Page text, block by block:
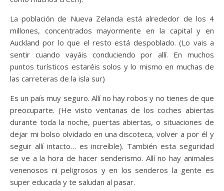
La población de Nueva Zelanda está alrededor de los 4
millones, concentrados mayormente en la capital y en
Auckland por lo que el resto está despoblado. (Lo vais a
sentir cuando vayáis conduciendo por allí. En muchos
puntos turísticos estaréis solos y lo mismo en muchas de
las carreteras de la isla sur)
Es un país muy seguro. Allí no hay robos y no tienes de que
preocuparte. (He visto ventanas de los coches abiertas
durante toda la noche, puertas abiertas, o situaciones de
dejar mi bolso olvidado en una discoteca, volver a por él y
seguir allí intacto… es increíble). También esta seguridad
se ve a la hora de hacer senderismo. Allí no hay animales
venenosos ni peligrosos y en los senderos la gente es
super educada y te saludan al pasar.